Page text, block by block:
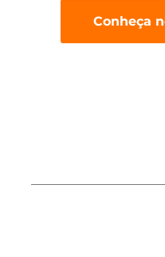
Conheça